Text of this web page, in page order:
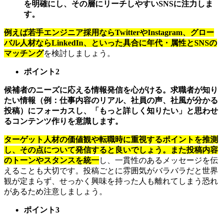
を明確にし、その層にリーチしやすいSNSに注力しま
す。
例えば若手エンジニア採用ならTwitterやInstagram、グロー
バル人材ならLinkedIn、といった具合に年代・属性とSNSの
マッチングを検討しましょう。
ポイント2
候補者のニーズに応える情報発信を心がける。求職者が知り
たい情報（例：仕事内容のリアル、社員の声、社風が分かる
投稿）にフォーカスし、「もっと詳しく知りたい」と思わせ
るコンテンツ作りを意識します。
ターゲット人材の価値観や転職時に重視するポイントを推測
し、その点について発信すると良いでしょう。また投稿内容
のトーンやスタンスを統一し、一貫性のあるメッセージを伝
えることも大切です。投稿ごとに雰囲気がバラバラだと世界
観が定まらず、せっかく興味を持った人も離れてしまう恐れ
があるため注意しましょう。
ポイント3